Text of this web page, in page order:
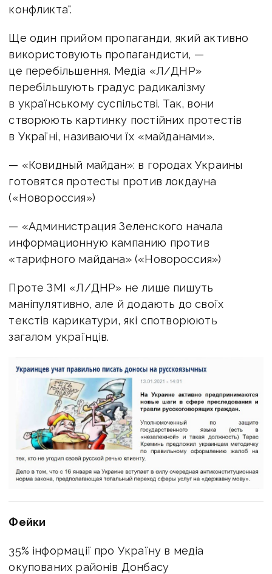
конфликта".
Ще один прийом пропаганди, який активно
використовують пропагандисти, —
це перебільшення. Медіа «Л/ДНР»
перебільшують градус радикалізму
в українському суспільстві. Так, вони
створюють картинку постійних протестів
в Україні, називаючи їх «майданами».
— «Ковидный майдан»: в городах Украины
готовятся протесты против локдауна
(«Новороссия»)
— «Администрация Зеленского начала
информационную кампанию против
«тарифного майдана» («Новороссия»)
Проте ЗМІ «Л/ДНР» не лише пишуть
маніпулятивно, але й додають до своїх
текстів карикатури, які спотворюють
загалом українців.
Фейки
35% інформації про Україну в медіа
окупованих районів Донбасу